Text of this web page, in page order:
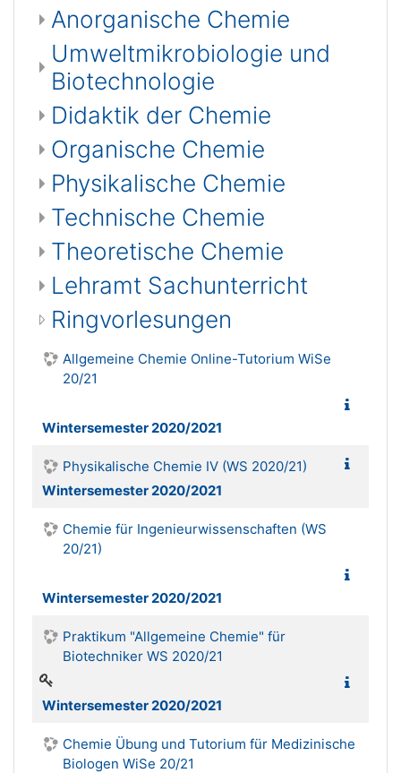
Anorganische Chemie
Umweltmikrobiologie und
Biotechnologie
Didaktik der Chemie
Organische Chemie
Physikalische Chemie
Technische Chemie
Theoretische Chemie
Lehramt Sachunterricht
Ringvorlesungen
Allgemeine Chemie Online-Tutorium WiSe
20/21
Wintersemester 2020/2021
Physikalische Chemie IV (WS 2020/21)
Wintersemester 2020/2021
Chemie für Ingenieurwissenschaften (WS
20/21)
Wintersemester 2020/2021
Praktikum "Allgemeine Chemie" für
Biotechniker WS 2020/21
Wintersemester 2020/2021
Chemie Übung und Tutorium für Medizinische
Biologen WiSe 20/21